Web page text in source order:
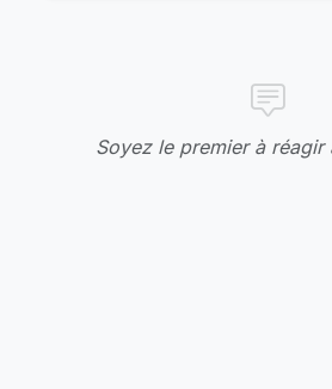
Soyez le premier à réagir